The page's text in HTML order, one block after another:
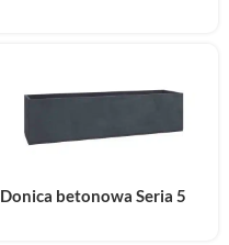
Donica betonowa Seria 5